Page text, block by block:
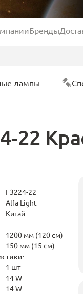
Бренды
лампы
22
F3224-22
Alfa Light
Китай
1200 мм (120 см)
150 мм (15 см)
1 шт
14 W
14 W